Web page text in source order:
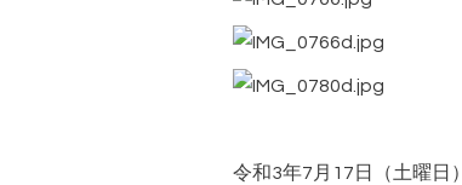
令和3年7月17日（土曜日